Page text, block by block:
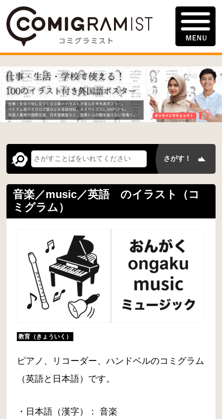
音楽／music／英語 のイラスト（コ
ミグラム）
教育（きょういく）
ピアノ、リコーダー、ハンドベルのコミグラム
（英語と日本語）です。
・日本語（漢字）： 音楽